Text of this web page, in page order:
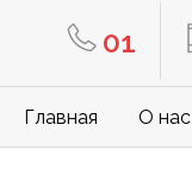
01
Главная О нас